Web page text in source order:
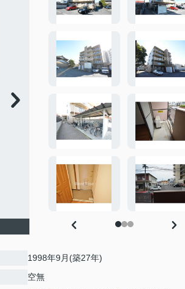
1998年9月(築27年)
空無